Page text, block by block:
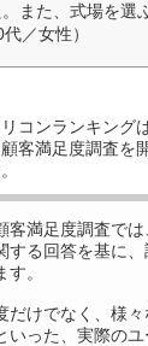
。また、式場を選
／女性）
コンランキング
客満足度調査を
客満足度調査で
する回答を基に
。
だけでなく、様
いった、実際の